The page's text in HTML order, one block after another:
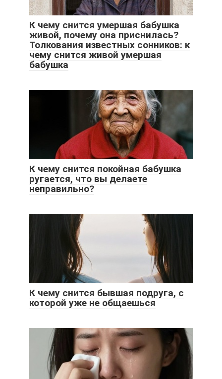
К чему снится умершая бабушка
живой, почему она приснилась?
Толкования известных сонников: к
чему снится живой умершая
бабушка
К чему снится покойная бабушка
ругается, что вы делаете
неправильно?
К чему снится бывшая подруга, с
которой уже не общаешься